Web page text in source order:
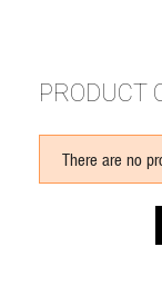
PRODUCT
There are no